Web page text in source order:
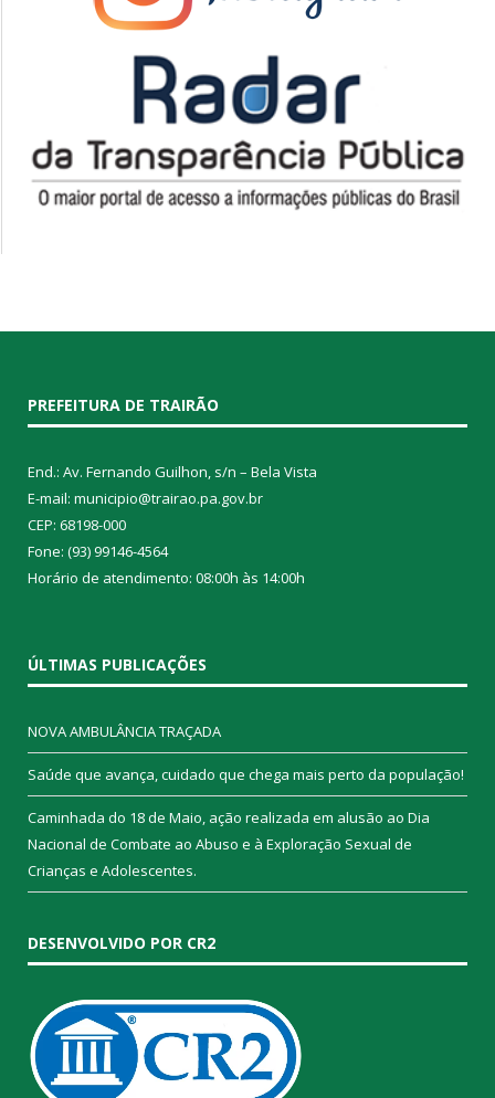
PREFEITURA DE TRAIRÃO
End.: Av. Fernando Guilhon, s/n – Bela Vista
E-mail: municipio@trairao.pa.gov.br
CEP: 68198-000
Fone: (93) 99146-4564
Horário de atendimento: 08:00h às 14:00h
ÚLTIMAS PUBLICAÇÕES
NOVA AMBULÂNCIA TRAÇADA
Saúde que avança, cuidado que chega mais perto da população!
Caminhada do 18 de Maio, ação realizada em alusão ao Dia
Nacional de Combate ao Abuso e à Exploração Sexual de
Crianças e Adolescentes.
DESENVOLVIDO POR CR2